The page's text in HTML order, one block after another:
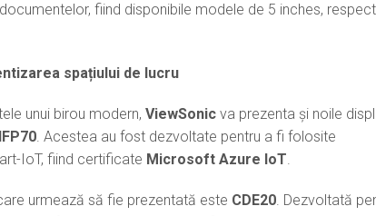
fiind disponibile modele de 5 inches,
spațiului de lucru
unui birou modern,ViewSonic va prezenta și noile
. Acestea au fost dezvoltate pentru a fi folosite
IoT, fiind certificate Microsoft Azure IoT.
urmează să fie prezentată este CDE20. Dezvoltată